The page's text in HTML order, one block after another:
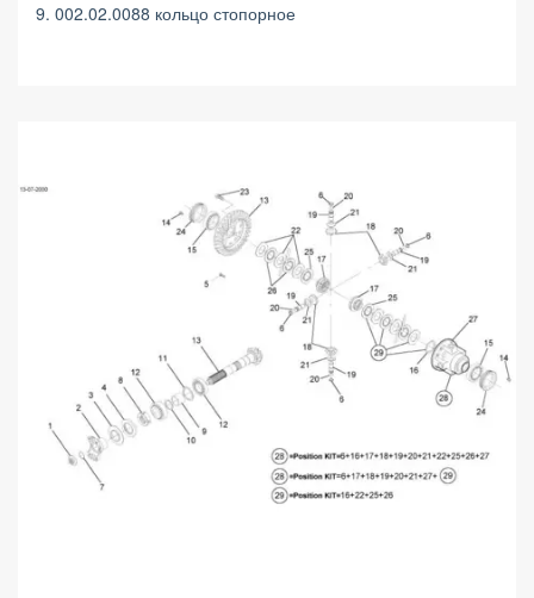
9. 002.02.0088 кольцо стопорное